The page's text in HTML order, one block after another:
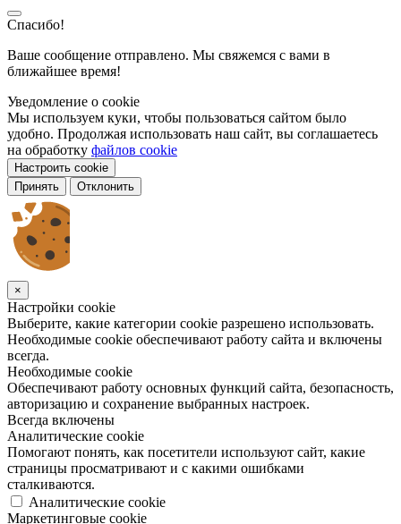
Спасибо!
Ваше сообщение отправлено. Мы свяжемся с вами в
ближайшее время!
Уведомление о cookie
Мы используем куки, чтобы пользоваться сайтом было
удобно. Продолжая использовать наш сайт, вы соглашаетесь
на обработку файлов cookie
Настроить cookie
Принять
Отклонить
×
Настройки cookie
Выберите, какие категории cookie разрешено использовать.
Необходимые cookie обеспечивают работу сайта и включены
всегда.
Необходимые cookie
Обеспечивают работу основных функций сайта, безопасность,
авторизацию и сохранение выбранных настроек.
Всегда включены
Аналитические cookie
Помогают понять, как посетители используют сайт, какие
страницы просматривают и с какими ошибками
сталкиваются.
Аналитические cookie
Маркетинговые cookie